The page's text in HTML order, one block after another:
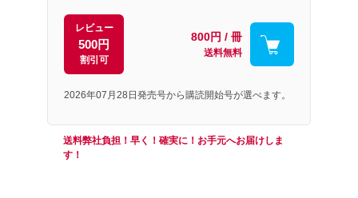
レビュー
500円
割引可
800円 / 冊
送料無料
2026年07月28日発売号から購読開始号が選べます。
送料弊社負担！早く！確実に！お手元へお届けしま
す！